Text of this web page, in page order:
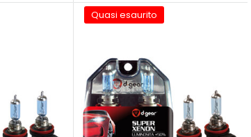
Quasi esaurito